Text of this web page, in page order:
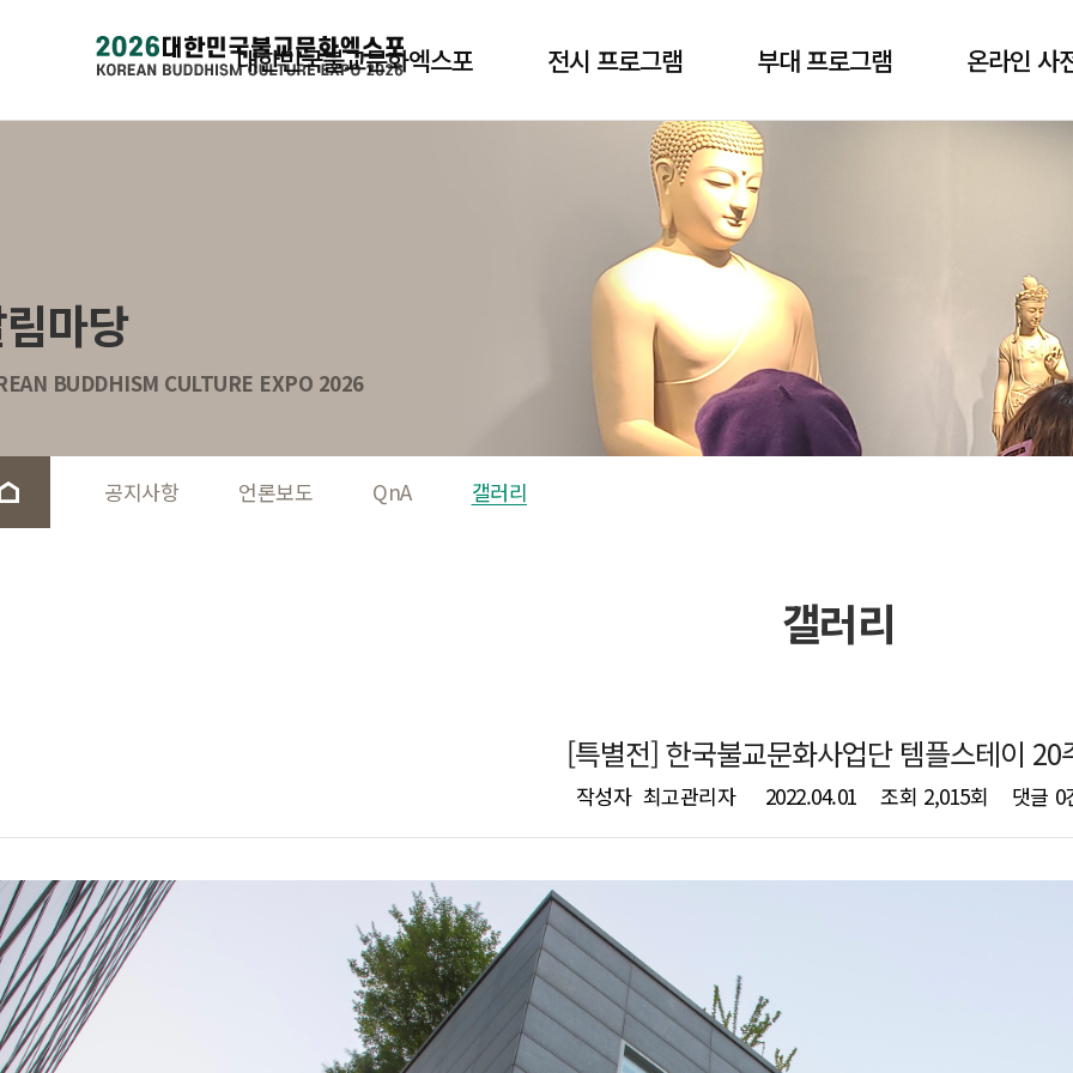
대한민국불교문화엑스포 전시 프로그램 부대 프로그램 온라인 사
마당
BUDDHISM CULTURE EXPO 2026
공지사항 언론보도 QnA 갤러리
갤러리
[특별전] 한국불교문화사업단 템플스테이 20
작성자 최고관리자 2022.04.01 조회 2,015회 댓글 0